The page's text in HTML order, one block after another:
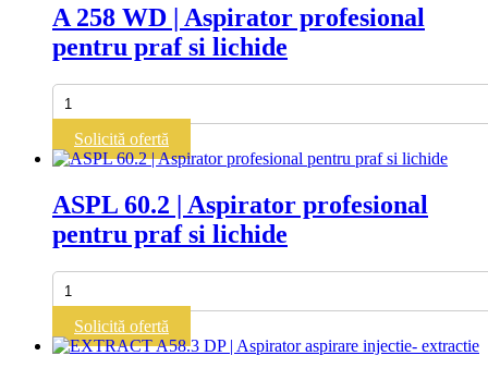
A 258 WD | Aspirator profesional
pentru praf si lichide
Cantitate
258
WD
|
profesional
pentru
praf
si
lichide
Solicită ofertă
ASPL 60.2 | Aspirator profesional
pentru praf si lichide
Cantitate
ASPL
60.2
|
Aspirator
Solicită ofertă